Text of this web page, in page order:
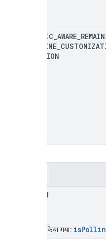
TRAFFIC AWARE
POLYLINE
FUNCTION
Id
इनहेरिट किया गया: is